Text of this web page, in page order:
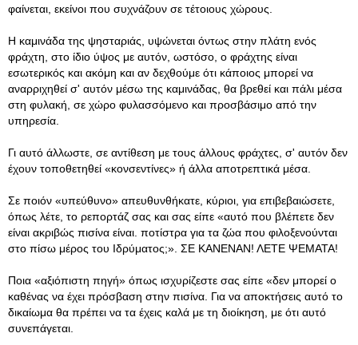
φαίνεται, εκείνοι που συχνάζουν σε τέτοιους χώρους.
Η καμινάδα της ψησταριάς, υψώνεται όντως στην πλάτη ενός
φράχτη, στο ίδιο ύψος με αυτόν, ωστόσο, ο φράχτης είναι
εσωτερικός και ακόμη και αν δεχθούμε ότι κάποιος μπορεί να
αναρριχηθεί σ' αυτόν μέσω της καμινάδας, θα βρεθεί και πάλι μέσα
στη φυλακή, σε χώρο φυλασσόμενο και προσβάσιμο από την
υπηρεσία.
Γι αυτό άλλωστε, σε αντίθεση με τους άλλους φράχτες, σ' αυτόν δεν
έχουν τοποθετηθεί «κονσεντίνες» ή άλλα αποτρεπτικά μέσα.
Σε ποιόν «υπεύθυνο» απευθυνθήκατε, κύριοι, για επιβεβαιώσετε,
όπως λέτε, το ρεπορτάζ σας και σας είπε «αυτό που βλέπετε δεν
είναι ακριβώς πισίνα είναι. ποτίστρα για τα ζώα που φιλοξενούνται
στο πίσω μέρος του Ιδρύματος;». ΣΕ ΚΑΝΕΝΑΝ! ΛΕΤΕ ΨΕΜΑΤΑ!
Ποια «αξιόπιστη πηγή» όπως ισχυρίζεστε σας είπε «δεν μπορεί ο
καθένας να έχει πρόσβαση στην πισίνα. Για να αποκτήσεις αυτό το
δικαίωμα θα πρέπει να τα έχεις καλά με τη διοίκηση, με ότι αυτό
συνεπάγεται.